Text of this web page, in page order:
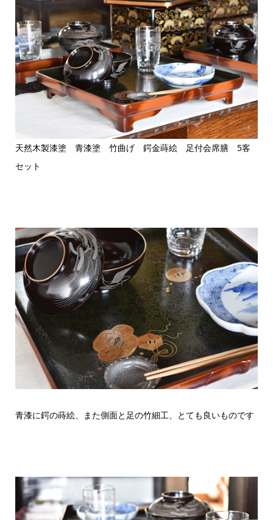
天然木製漆塗 青漆塗 竹曲げ 鍔金蒔絵 足付会席膳 5客
セット
青漆に鍔の蒔絵、また側面と足の竹細工、とても良いものです